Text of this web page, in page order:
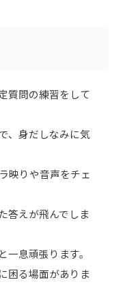
質問の練習をして
、身だしなみに気
映りや音声をチェ
答えが飛んでしま
一息頑張ります。
困る場面がありま